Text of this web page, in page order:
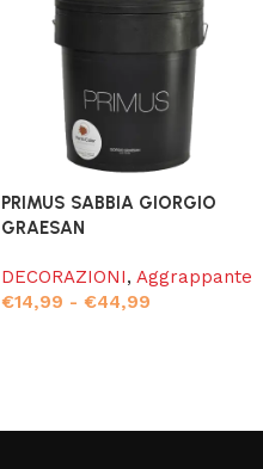
PRIMUS SABBIA GIORGIO
GRAESAN
DECORAZIONI, Aggrappante
€14,99 - €44,99